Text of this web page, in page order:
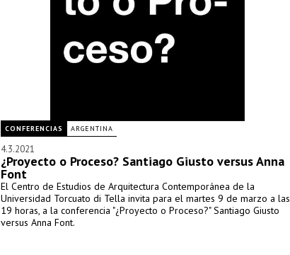
CONFERENCIAS ARGENTINA
4.3.2021
¿Proyecto o Proceso? Santiago Giusto versus Anna
Font
El Centro de Estudios de Arquitectura Contemporánea de la
Universidad Torcuato di Tella invita para el martes 9 de marzo a las
19 horas, a la conferencia "¿Proyecto o Proceso?" Santiago Giusto
versus Anna Font.